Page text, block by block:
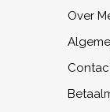
Over